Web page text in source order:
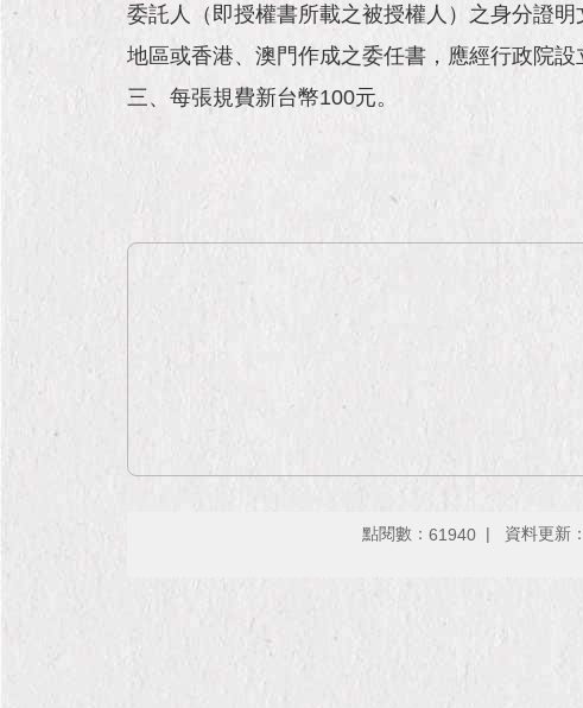
委託人（即授權書所載之被授權人）之身分證
地區或香港、澳門作成之委任書，應經行政院設
三、每張規費新台幣100元。
點閱數： 61940 資料更新